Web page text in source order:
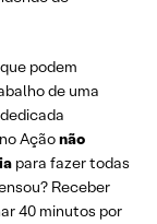
podem
de uma
Açãonão
para fazer todas
Receber
40 minutos por